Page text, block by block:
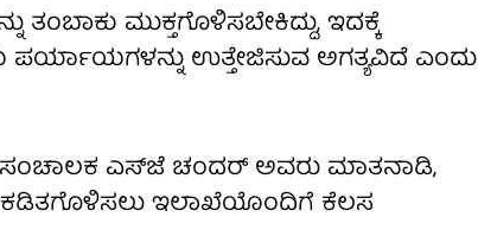
ಮುಕ್ತಗೊಳಿಸಬೇಕಿದ್ದು, ಇದಕ್ಕೆ
ಉತ್ತೇಜಿಸುವ ಅಗತ್ಯವಿದೆ ಎಂದು
ಸಂಚಾಲಕ ಎಸ್‌ಜೆ ಚಂದರ್ ಅವರು ಮಾತನಾಡಿ,
ಕಡಿತಗೊಳಿಸಲು ಇಲಾಖೆಯೊಂದಿಗೆ ಕೆಲಸ